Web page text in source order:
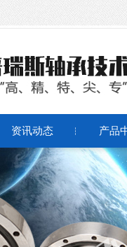
资讯动态 产品